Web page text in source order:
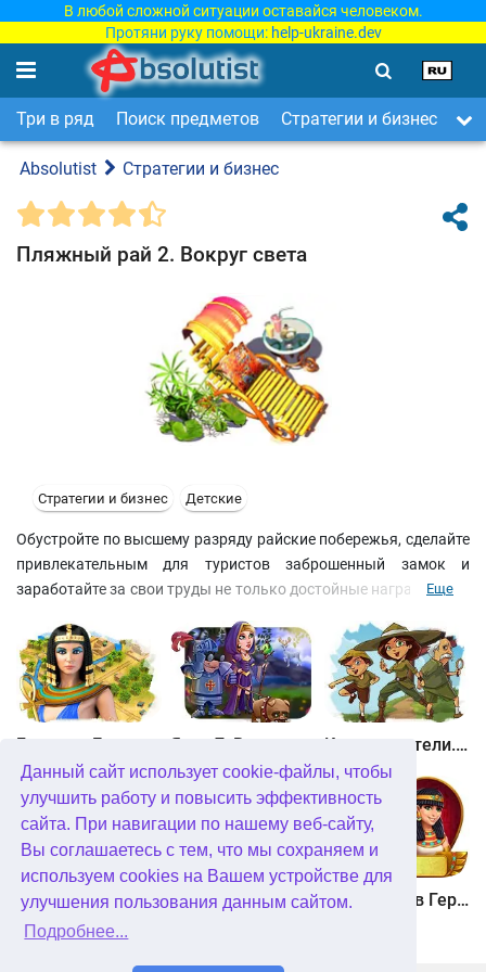
Данный сайт использует cookie-файлы, чтобы
улучшить работу и повысить эффективность
сайта. При навигации по нашему веб-сайту,
Вы соглашаетесь с тем, что мы сохраняем и
используем cookies на Вашем устройстве для
улучшения пользования данным сайтом.
Подробнее...
В любой сложной ситуации оставайся человеком.
Протяни руку помощи: help-ukraine.dev
Три в ряд Поиск предметов Стратегии и бизнес
Absolutist Стратегии и бизнес
Пляжный рай 2. Вокруг света
Стратегии и бизнес Детские
Обустройте по высшему разряду райские побережья, сделайте
привлекательным для туристов заброшенный замок и
заработайте за свои труды не только достойные награды, но и
удобные шезлонги, комфортные душевые и лотки с фруктами и
мороженым. На заработанные деньги улучшайте свои
постройки и привлекайте еще больше посетителей. А советами
и жизненным опытом с вами с радостью поделится ваш
дедушка!
Еще
Кладоискатели. Камень души
Кладоискатели. Снежная королева. Коллекционное издание Алисия Квотермейн 3. Тайна пылающего золота. Коллекционное издание 12 подвигов Геракла. Как я встретил Мегару. Коллекционное издание